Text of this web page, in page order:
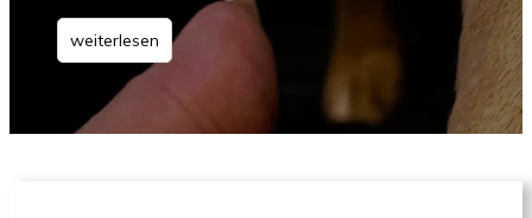
weiterlesen